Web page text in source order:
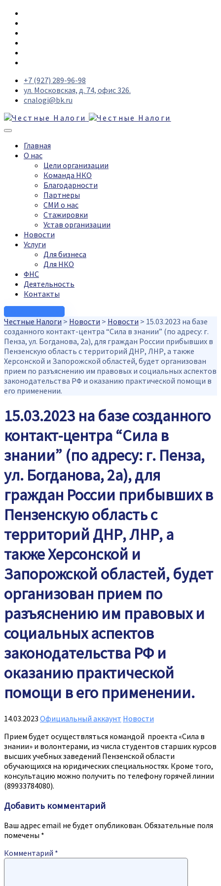
+7 (927) 289-96-98
ул. Московская, д. 74, офис 326.
cnalogi@bk.ru
Главная
О нас
Цели организации
Команда НКО
Благодарности
Партнеры
СМИ о нас
Стажировки
Устав организации
Новости
Услуги
Для бизнеса
Для НКО
ФНС
Деятельность
Контакты
Честные Налоги > Новости > Новости > 15.03.2023 на базе
созданного контакт-центра “Сила в знании” (по адресу: г.
Пенза, ул. Богданова, 2а), для граждан России прибывших в
Пензенскую область с территорий ДНР, ЛНР, а также
Херсонской и Запорожской областей, будет организован
прием по разъяснению им правовых и социальных аспектов
законодательства РФ и оказанию практической помощи в
его применении.
15.03.2023 на базе созданного
контакт-центра “Сила в
знании” (по адресу: г. Пенза,
ул. Богданова, 2а), для
граждан России прибывших в
Пензенскую область с
территорий ДНР, ЛНР, а
также Херсонской и
Запорожской областей, будет
организован прием по
разъяснению им правовых и
социальных аспектов
законодательства РФ и
оказанию практической
помощи в его применении.
14.03.2023 Официальный аккаунт Новости
Прием будет осуществляться командой проекта «Сила в
знании» и волонтерами, из числа студентов старших курсов
высших учебных заведений Пензенской области
обучающихся на юридических специальностях. Кроме того,
консультацию можно получить по телефону горячей линии
(89933784080).
Добавить комментарий
Ваш адрес email не будет опубликован. Обязательные поля
помечены *
Комментарий *